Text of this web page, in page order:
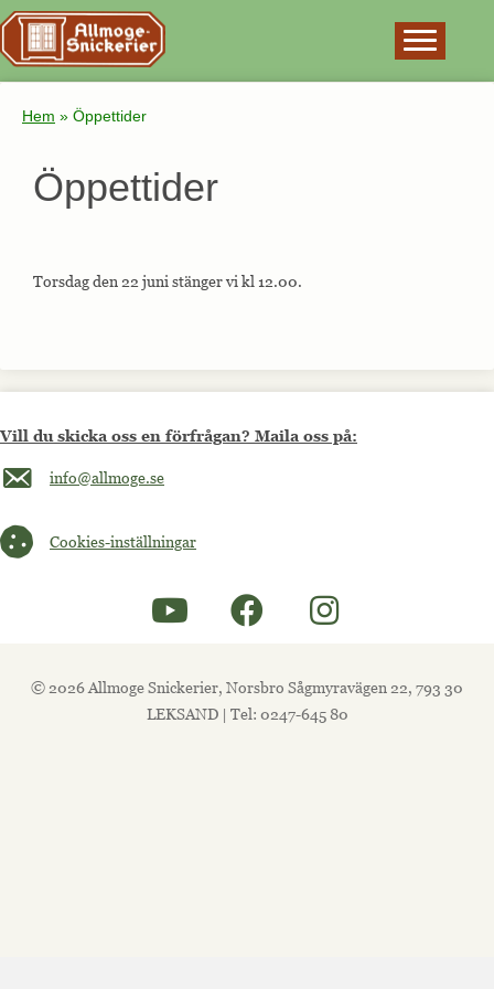
Hem » Öppettider
Öppettider
Torsdag den 22 juni stänger vi kl 12.00.
Vill du skicka oss en förfrågan? Maila oss på:
Maila oss på info@allmoge.se
info@allmoge.se
Cookies-inställningar
Cookies-inställningar
© 2026 Allmoge Snickerier, Norsbro Sågmyravägen 22, 793 30
LEKSAND | Tel: 0247-645 80